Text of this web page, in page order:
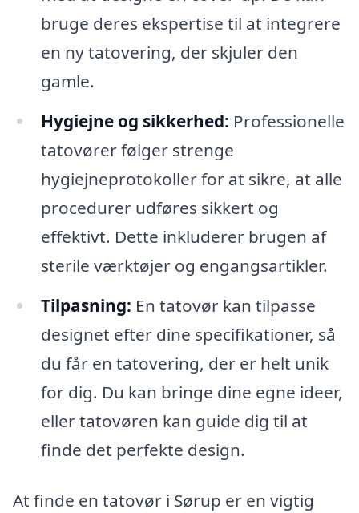
bruge deres ekspertise til at integrere
en ny tatovering, der skjuler den
gamle.
Hygiejne og sikkerhed: Professionelle
tatovører følger strenge
hygiejneprotokoller for at sikre, at alle
procedurer udføres sikkert og
effektivt. Dette inkluderer brugen af
sterile værktøjer og engangsartikler.
Tilpasning: En tatovør kan tilpasse
designet efter dine specifikationer, så
du får en tatovering, der er helt unik
for dig. Du kan bringe dine egne ideer,
eller tatovøren kan guide dig til at
finde det perfekte design.
At finde en tatovør i Sørup er en vigtig